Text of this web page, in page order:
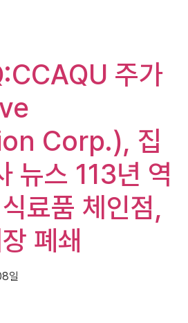
주가
Corp.), 집
뉴스 113년 역
료품 체인점,
폐쇄
일